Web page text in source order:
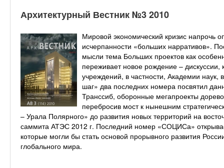
Архитектурный Вестник №3 2010
Мировой экономический кризис напрочь
исчерпанности «больших нарративов».
мысли тема Больших проектов как
переживает новое рождение –
учреждений, в частности, Академии
шаг» два последних номера посвятил
Транссиб, оборонные мегапроекты
перебросив мост к нынешним
– Урала Полярного» до развития новых территорий на
саммита АТЭС 2012 г. Последний номер «СОЦИСа»
которые могли бы стать основой прорывного развития
глобального мира.